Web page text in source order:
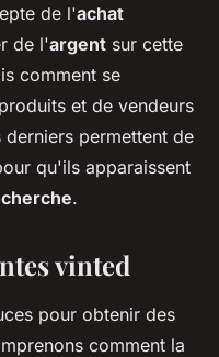
de l'achat
de l'argent sur cette
comment se
et de vendeurs
derniers permettent de
qu'ils apparaissent
.
vinted
pour obtenir des
comment la